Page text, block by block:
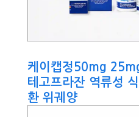
케이캡정50mg
테고프라잔 역류성
환 위궤양